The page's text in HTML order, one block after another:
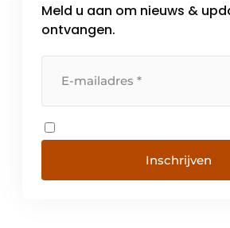
Meld u aan om nieuws &
ontvangen.
Inschrijven